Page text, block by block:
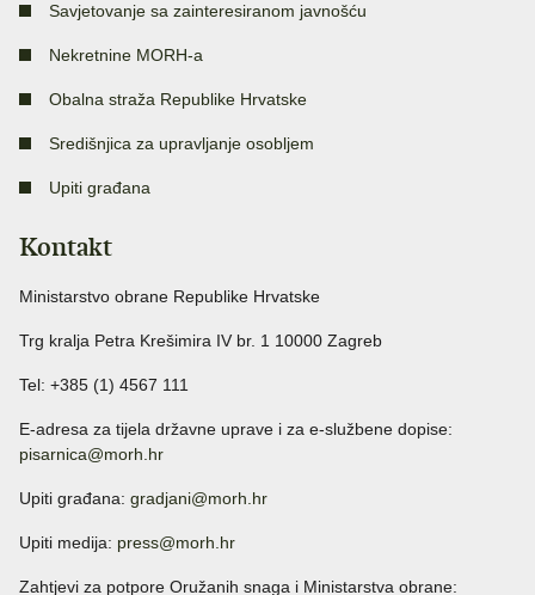
Savjetovanje sa zainteresiranom javnošću
Nekretnine MORH-a
Obalna straža Republike Hrvatske
Središnjica za upravljanje osobljem
Upiti građana
Kontakt
Ministarstvo obrane Republike Hrvatske
Trg kralja Petra Krešimira IV br. 1 10000 Zagreb
Tel: +385 (1) 4567 111
E-adresa za tijela državne uprave i za e-službene dopise:
pisarnica@morh.hr
Upiti građana: gradjani@morh.hr
Upiti medija: press@morh.hr
Zahtjevi za potpore Oružanih snaga i Ministarstva obrane: